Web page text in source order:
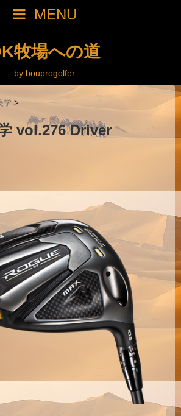
MENU
牧場への道
by bouprogolfer
学 >
vol.276 Driver